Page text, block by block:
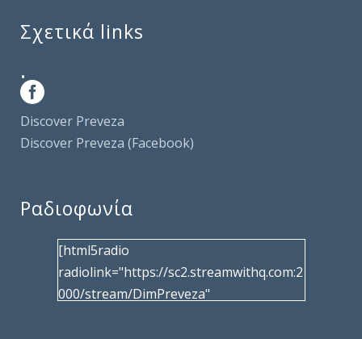
Σχετικά links
.
Discover Preveza
Discover Preveza (Facebook)
Ραδιοφωνία
[html5radio
radiolink="https://sc2.streamwithq.com:2
000/stream/DimPreveza"